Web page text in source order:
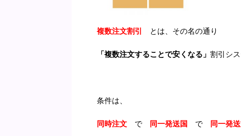
複数注文割引 とは、その名の通り
「複数注文することで安くなる」 割引シス
条件は、
同時注文 で 同一発送国 で 同一発